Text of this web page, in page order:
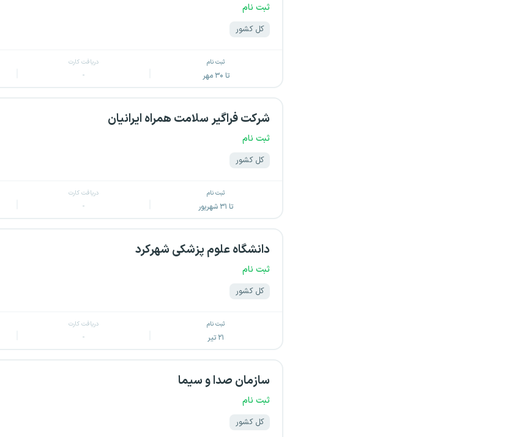
ثبت نام
کل کشور
ثبت نام
تا ۳۰ مهر
دریافت کارت
-
شرکت فراگیر سلامت همراه ایرانیان
ثبت نام
کل کشور
ثبت نام
تا ۳۱ شهریور
دریافت کارت
-
دانشگاه علوم پزشکی شهرکرد
ثبت نام
کل کشور
ثبت نام
۲۱ تیر
دریافت کارت
-
سازمان صدا و سیما
ثبت نام
کل کشور